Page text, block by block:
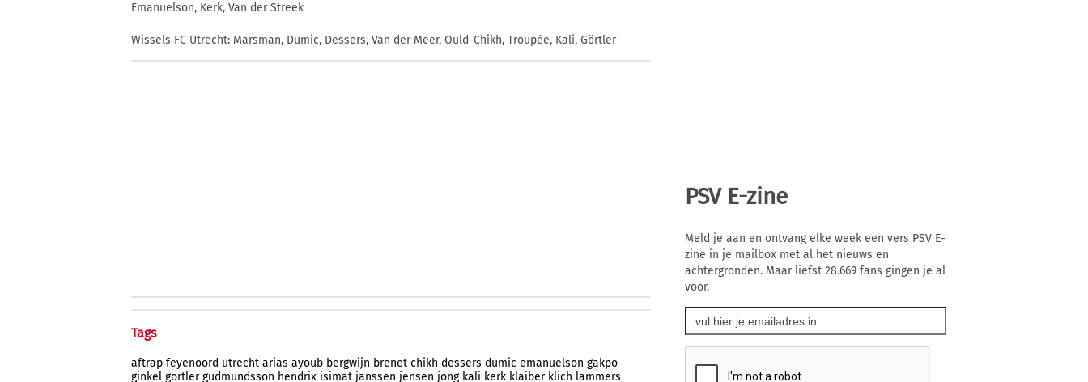
Emanuelson, Kerk, Van der Streek
Wissels FC Utrecht: Marsman, Dumic, Dessers, Van der Meer, Ould-Chikh, Troupée, Kali, Görtler
Tags
aftrap feyenoord utrecht arias ayoub bergwijn brenet chikh dessers dumic emanuelson gakpo
ginkel gortler gudmundsson hendrix isimat janssen jensen jong kali kerk klaiber klich lammers
PSV E-zine
Meld je aan en ontvang elke week een vers PSV E-
zine in je mailbox met al het nieuws en
achtergronden. Maar liefst 28.669 fans gingen je al
voor.